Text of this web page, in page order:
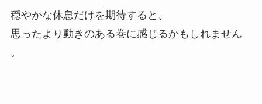
穏やかな休息だけを期待すると、
思ったより動きのある巻に感じるかもしれません
。